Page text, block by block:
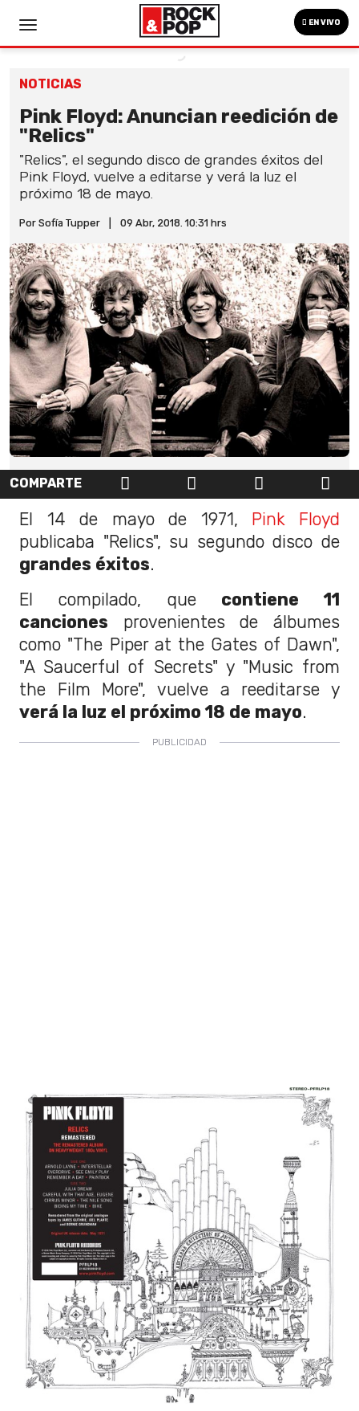
EN VIVO
NOTICIAS
Pink Floyd: Anuncian reedición de
"Relics"
"Relics", el segundo disco de grandes éxitos del
Pink Floyd, vuelve a editarse y verá la luz el
próximo 18 de mayo.
Por Sofía Tupper 09 Abr, 2018. 10:31 hrs
COMPARTE
El 14 de mayo de 1971, Pink Floyd
publicaba "Relics", su segundo disco de
grandes éxitos.
El compilado, quecontiene 11
canciones provenientes de álbumes
como "The Piper at the Gates of Dawn",
"A Saucerful of Secrets" y "Music from
the Film More", vuelve a reeditarse y
verá la luz el próximo 18 de mayo.